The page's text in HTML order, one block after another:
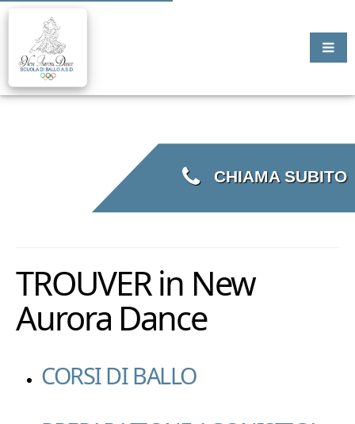
CHIAMA SUBITO
TROUVER in New
Aurora Dance
CORSI DI BALLO